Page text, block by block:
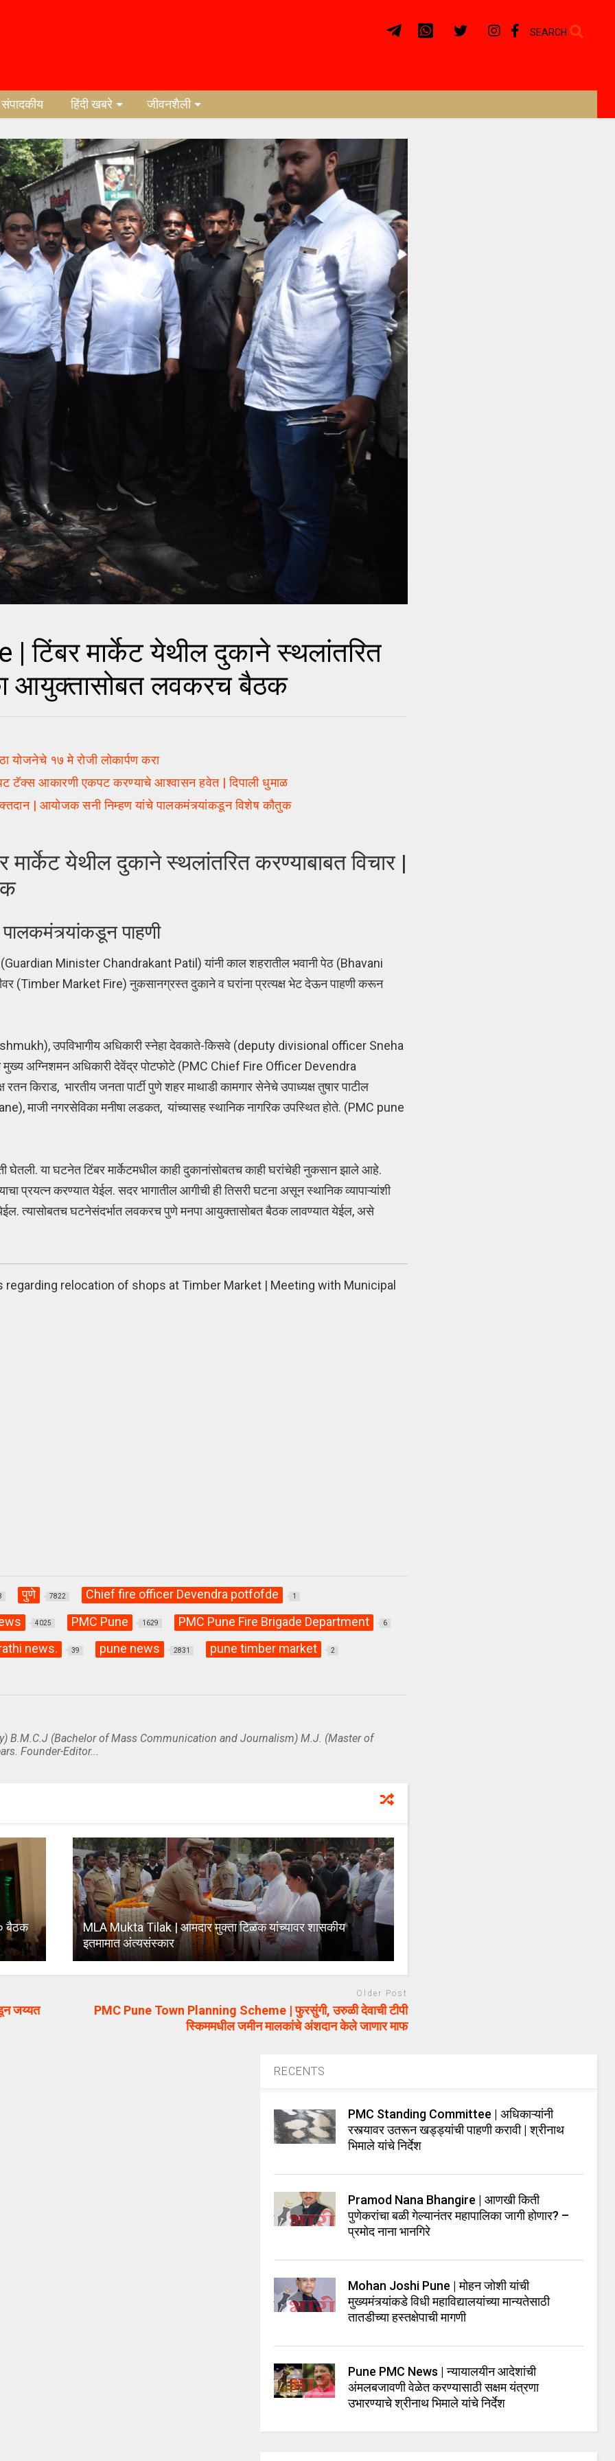
SEARCH
संपादकीय हिंदी खबरे जीवनशैली
मार्केट येथील दुकाने स्थलांतरित
आयुक्तासोबत लवकरच बैठक
योजनेचे १७ मे रोजी लोकार्पण करा
टॅक्स आकारणी एकपट करण्याचे आश्वासन हवेत | दिपाली धुमाळ
| आयोजक सनी निम्हण यांचे पालकमंत्र्यांकडून विशेष कौतुक
येथील दुकाने स्थलांतरित करण्याबाबत विचार |
पाहणी
(Guardian Minister Chandrakant Patil) यांनी काल शहरातील भवानी पेठ (Bhavani
(Timber Market Fire) नुकसानग्रस्त दुकाने व घरांना प्रत्यक्ष भेट देऊन पाहणी करून
उपविभागीय अधिकारी स्नेहा देवकाते-किसवे (deputy divisional officer Sneha
मुख्य अग्निशमन अधिकारी देवेंद्र पोटफोटे (PMC Chief Fire Officer Devendra
किराड, भारतीय जनता पार्टी पुणे शहर माथाडी कामगार सेनेचे उपाध्यक्ष तुषार पाटील
माजी नगरसेविका मनीषा लडकत, यांच्यासह स्थानिक नागरिक उपस्थित होते. (PMC pune
घेतली. या घटनेत टिंबर मार्केटमधील काही दुकानांसोबतच काही घरांचेही नुकसान झाले आहे.
प्रयत्न करण्यात येईल. सदर भागातील आगीची ही तिसरी घटना असून स्थानिक व्यापाऱ्यांशी
त्यासोबतच घटनेसंदर्भात लवकरच पुणे मनपा आयुक्तासोबत बैठक लावण्यात येईल, असे
relocation of shops at Timber Market | Meeting with Municipal
पुणे 7822 Chief fire officer Devendra potfofde 1
4025 PMC Pune 1629 PMC Pune Fire Brigade Department 6
news. 39 pune news 2831 pune timber market 2
B.M.C.J (Bachelor of Mass Communication and Journalism) M.J. (Master of
Founder-Editor...
बैठक
MLA Mukta Tilak | आमदार मुक्ता टिळक यांच्यावर शासकीय
इतमामात अंत्यसंस्कार
जय्यत
Older Post
PMC Pune Town Planning Scheme | फुरसुंगी, उरुळी देवाची टीपी
स्किममधील जमीन मालकांचे अंशदान केले जाणार माफ
RECENTS
PMC Standing Committee | अधिकाऱ्यांनी
रस्त्यावर उतरून खड्ड्यांची पाहणी करावी | श्रीनाथ
भिमाले यांचे निर्देश
Pramod Nana Bhangire | आणखी किती
पुणेकरांचा बळी गेल्यानंतर महापालिका जागी होणार? –
प्रमोद नाना भानगिरे
Mohan Joshi Pune | मोहन जोशी यांची
मुख्यमंत्र्यांकडे विधी महाविद्यालयांच्या मान्यतेसाठी
तातडीच्या हस्तक्षेपाची मागणी
Pune PMC News | न्यायालयीन आदेशांची
अंमलबजावणी वेळेत करण्यासाठी सक्षम यंत्रणा
उभारण्याचे श्रीनाथ भिमाले यांचे निर्देश